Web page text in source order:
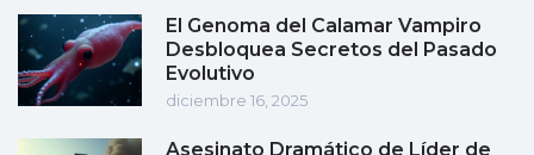
El Genoma del Calamar Vampiro
Desbloquea Secretos del Pasado
Evolutivo
diciembre 16, 2025
Asesinato Dramático de Líder de